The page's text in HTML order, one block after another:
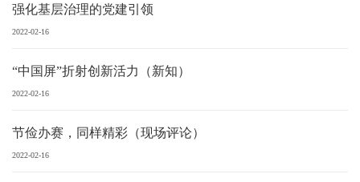
强化基层治理的党建引领
2022-02-16
“中国屏”折射创新活力（新知）
2022-02-16
节俭办赛，同样精彩（现场评论）
2022-02-16